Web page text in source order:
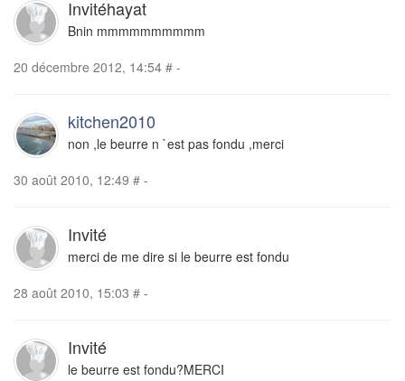
Invitéhayat
Bnin mmmmmmmmmm
20 décembre 2012, 14:54 # -
kitchen2010
non ,le beurre n `est pas fondu ,merci
30 août 2010, 12:49 # -
Invité
merci de me dire si le beurre est fondu
28 août 2010, 15:03 # -
Invité
le beurre est fondu?MERCI